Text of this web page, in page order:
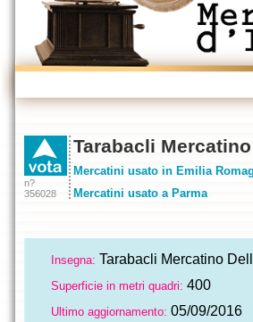
n?
356028
Tarabacli
Mercatini usato in Emilia
Mercatini usato a Parma
Insegna: Tarabacli Mercatino
Superficie in metri quadri: 400
Ultimo aggiornamento: 05/09/2016